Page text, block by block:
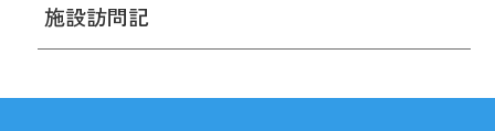
施設訪問記